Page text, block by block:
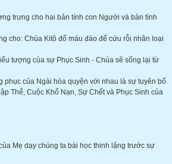
trưng cho hai bản tính con Người và bản tính
cho: Chúa Kitô đổ máu đào để cứu rỗi nhân loại
tượng của sự Phục Sinh - Chúa sẽ sống lại từ
phục của Ngài hòa quyện với nhau là sự tuyên bố
Thể, Cuộc Khổ Nạn, Sự Chết và Phục Sinh của
Mẹ dạy chúng ta bài học thinh lặng trước sự